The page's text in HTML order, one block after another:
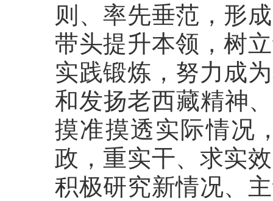
则、率先垂范，形
带头提升本领，树
实践锻炼，努力成
和发扬老西藏精神
摸准摸透实际情况
政，重实干、求实
积极研究新情况、